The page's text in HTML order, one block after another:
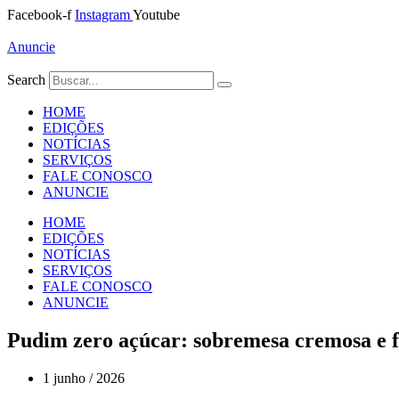
Ir
o
Facebook-f InstagramYoutube
Anuncie
Search
HOME
EDIÇÕES
NOTÍCIAS
SERVIÇOS
FALE CONOSCO
ANUNCIE
HOME
EDIÇÕES
NOTÍCIAS
SERVIÇOS
FALE CONOSCO
ANUNCIE
Pudim zero açúcar: sobremesa cremosa e
1 junho / 2026